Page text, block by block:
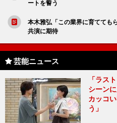
ートを誓う
本木雅弘「この業界に育てて
共演に期待
芸能ニュース
「ラス
シーン
カッコ
う」